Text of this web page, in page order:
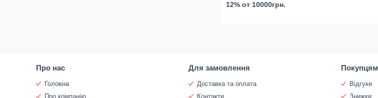
12% от 10000грн.
Про нас
Головна
Про компанію
Для замовлення
Доставка та оплата
Контакти
Покупцям
Відгуки
Знижки